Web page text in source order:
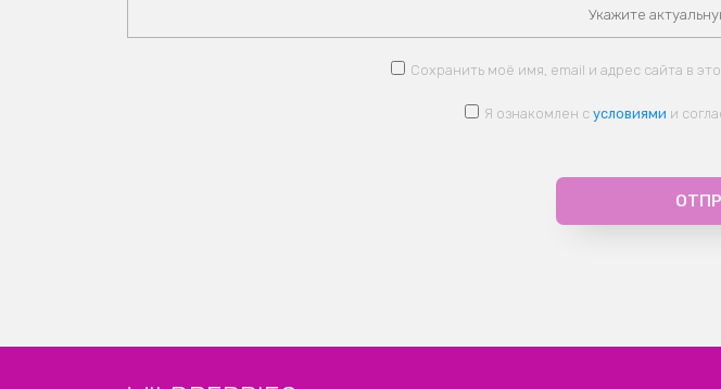
Сохранить моё имя, email и адрес сайта в
Я ознакомлен с условиями и